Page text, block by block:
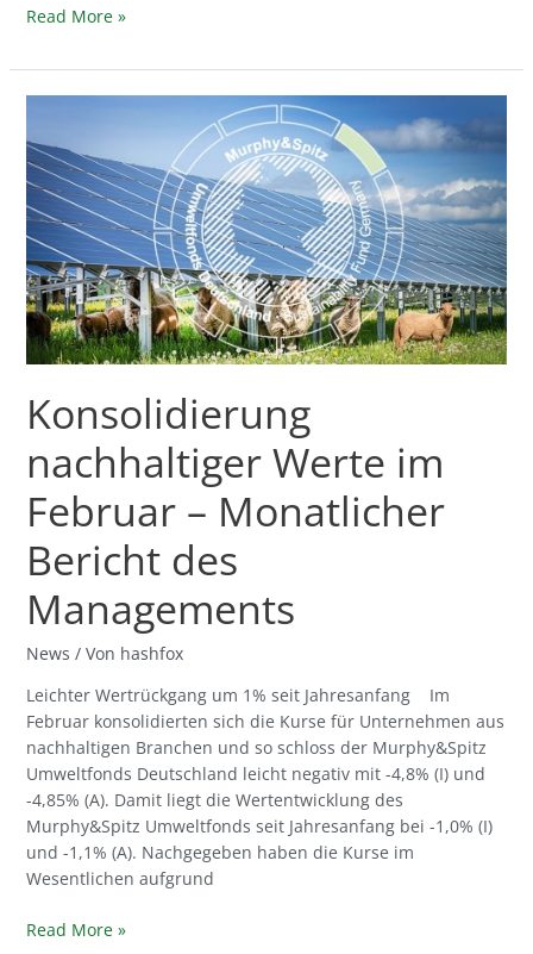
Read More »
Konsolidierung
nachhaltiger Werte im
Februar – Monatlicher
Bericht des
Managements
News / Von hashfox
Leichter Wertrückgang um 1% seit Jahresanfang Im
Februar konsolidierten sich die Kurse für Unternehmen aus
nachhaltigen Branchen und so schloss der Murphy&Spitz
Umweltfonds Deutschland leicht negativ mit -4,8% (I) und
-4,85% (A). Damit liegt die Wertentwicklung des
Murphy&Spitz Umweltfonds seit Jahresanfang bei -1,0% (I)
und -1,1% (A). Nachgegeben haben die Kurse im
Wesentlichen aufgrund
Werte
im
Februar
–
Monatlicher
Bericht
des
Managements
Read More »